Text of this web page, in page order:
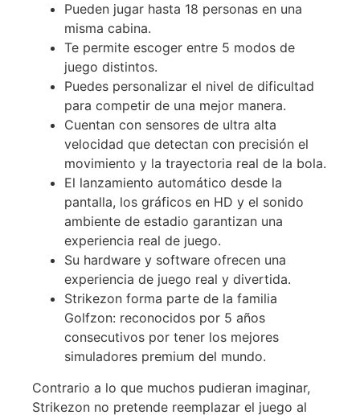
Pueden jugar hasta 18 personas en una
misma cabina.
Te permite escoger entre 5 modos de
juego distintos.
Puedes personalizar el nivel de dificultad
para competir de una mejor manera.
Cuentan con sensores de ultra alta
velocidad que detectan con precisión el
movimiento y la trayectoria real de la bola.
El lanzamiento automático desde la
pantalla, los gráficos en HD y el sonido
ambiente de estadio garantizan una
experiencia real de juego.
Su hardware y software ofrecen una
experiencia de juego real y divertida.
Strikezon forma parte de la familia
Golfzon: reconocidos por 5 años
consecutivos por tener los mejores
simuladores premium del mundo.
Contrario a lo que muchos pudieran imaginar,
Strikezon no pretende reemplazar el juego al